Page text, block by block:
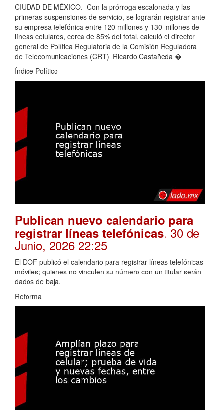
CIUDAD DE MÉXICO.- Con la prórroga escalonada y las
primeras suspensiones de servicio, se lograrán registrar ante
su empresa telefónica entre 120 millones y 130 millones de
líneas celulares, cerca de 85% del total, calculó el director
general de Política Regulatoria de la Comisión Reguladora
de Telecomunicaciones (CRT), Ricardo Castañeda �
Índice Político
Publican nuevo calendario para
registrar líneas telefónicas. 30 de
Junio, 2026 22:25
El DOF publicó el calendario para registrar líneas telefónicas
móviles; quienes no vinculen su número con un titular serán
dados de baja.
Reforma